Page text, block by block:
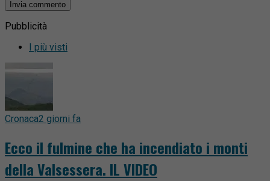
Pubblicità
I più visti
Cronaca2 giorni fa
Ecco il fulmine che ha incendiato i monti
della Valsessera. IL VIDEO